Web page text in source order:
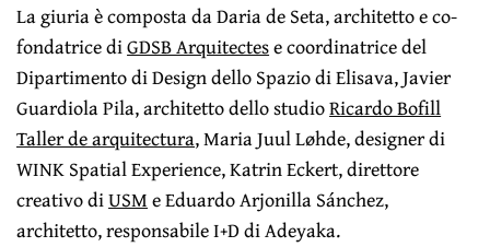
La giuria è composta da Daria de Seta, architetto e co-
fondatrice diGDSB Arquitectese coordinatrice del
Dipartimento di Design dello Spazio di Elisava, Javier
Guardiola Pila, architetto dello studioRicardo Bofill
Taller de arquitectura, Maria Juul Løhde, designer di
WINK Spatial Experience, Katrin Eckert, direttore
creativo diUSMe Eduardo Arjonilla Sánchez,
architetto, responsabile I+D di Adeyaka.